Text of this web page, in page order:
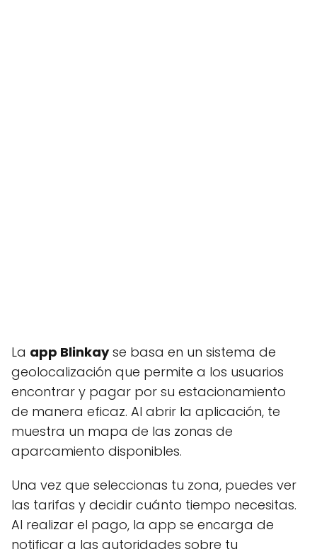
La app Blinkayse basa en un sistema de
geolocalización que permite a los usuarios
encontrar y pagar por su estacionamiento
de manera eficaz. Al abrir la aplicación, te
muestra un mapa de las zonas de
aparcamiento disponibles.
Una vez que seleccionas tu zona, puedes ver
las tarifas y decidir cuánto tiempo necesitas.
Al realizar el pago, la app se encarga de
notificar a las autoridades sobre tu